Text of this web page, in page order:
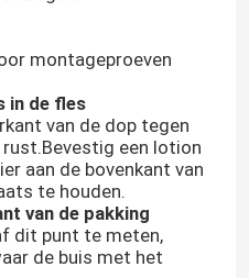
montageproeven
in de fles
van de dop tegen
een lotion
aan de bovenkant van
te houden.
van de pakking
dit punt te meten,
de buis met het